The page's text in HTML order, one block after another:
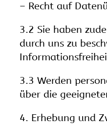
– Recht auf
3.2 Sie haben
durch uns zu
3.3 Werden
über die
4. Erhebung und